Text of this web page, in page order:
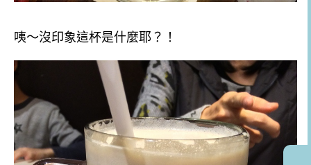
咦～沒印象這杯是什麼耶？！